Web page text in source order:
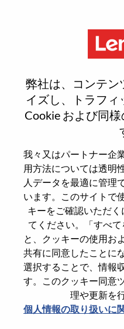
弊社は、コンテン
イズし、トラフィ
Cookie および同
我々又はパートナー企
用方法については透明
人データを最適に管理
います。このサイトで
キーをご確認いただく
てください。「すべ
と、クッキーの使用お
共有に同意したことに
選択することで、情報
す。このクッキー同意
理や更新を
個人情報の取り扱いに
Reset
本当にパスワー
Enter the email
account, then click
パスワードをリセ
emailに送ります
パスワードをリセットく
E-mail*